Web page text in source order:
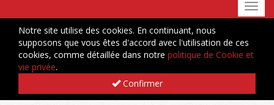
Notre site utilise des cookies. En continuant, nous
supposons que vous êtes d'accord avec l'utilisation de ces
cookies, comme détaillée dans notre politique de Cookie et
vie privée.
Confirmer